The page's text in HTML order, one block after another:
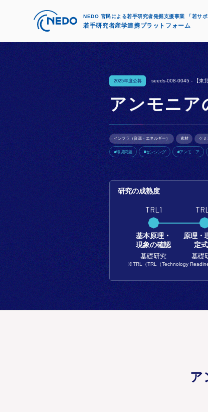
NEDO 官民による若手研究者発掘支援事業 「若サポ
若手研究者産学連携プラットフォーム
2025年度公募 seeds-008-0045 -【東北
アンモニア
インフラ（資源・エネルギー） 素材 ケミ
#環境問題 #センシング #アンモニア
研究の成熟度
TRL1
基本原理・
現象の確認
基礎研究
原理・
定
基礎
※TRL（TRL（Technology
ア